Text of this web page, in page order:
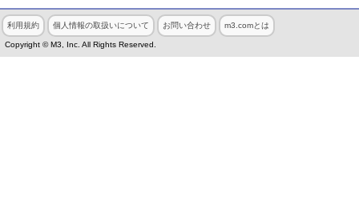
利用規約 個人情報の取扱いについて お問い合わせ m3.comとは
Copyright © M3, Inc. All Rights Reserved.